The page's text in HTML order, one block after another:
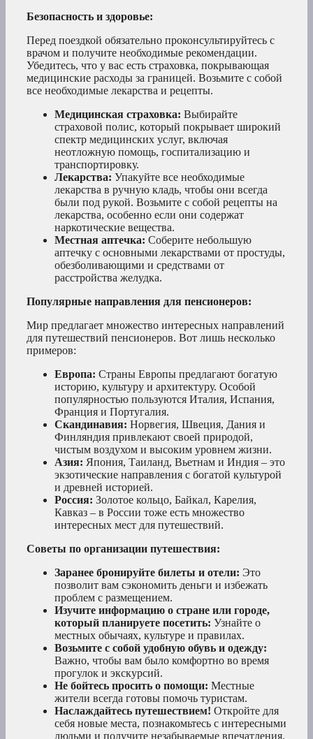
Безопасность и здоровье:
Перед поездкой обязательно проконсультируйтесь с
врачом и получите необходимые рекомендации.
Убедитесь, что у вас есть страховка, покрывающая
медицинские расходы за границей. Возьмите с собой
все необходимые лекарства и рецепты.
Медицинская страховка: Выбирайте
страховой полис, который покрывает широкий
спектр медицинских услуг, включая
неотложную помощь, госпитализацию и
транспортировку.
Лекарства: Упакуйте все необходимые
лекарства в ручную кладь, чтобы они всегда
были под рукой. Возьмите с собой рецепты на
лекарства, особенно если они содержат
наркотические вещества.
Местная аптечка: Соберите небольшую
аптечку с основными лекарствами от простуды,
обезболивающими и средствами от
расстройства желудка.
Популярные направления для пенсионеров:
Мир предлагает множество интересных направлений
для путешествий пенсионеров. Вот лишь несколько
примеров:
Европа: Страны Европы предлагают богатую
историю, культуру и архитектуру. Особой
популярностью пользуются Италия, Испания,
Франция и Португалия.
Скандинавия: Норвегия, Швеция, Дания и
Финляндия привлекают своей природой,
чистым воздухом и высоким уровнем жизни.
Азия: Япония, Таиланд, Вьетнам и Индия – это
экзотические направления с богатой культурой
и древней историей.
Россия: Золотое кольцо, Байкал, Карелия,
Кавказ – в России тоже есть множество
интересных мест для путешествий.
Советы по организации путешествия:
Заранее бронируйте билеты и отели: Это
позволит вам сэкономить деньги и избежать
проблем с размещением.
Изучите информацию о стране или городе,
который планируете посетить: Узнайте о
местных обычаях, культуре и правилах.
Возьмите с собой удобную обувь и одежду:
Важно, чтобы вам было комфортно во время
прогулок и экскурсий.
Не бойтесь просить о помощи: Местные
жители всегда готовы помочь туристам.
Наслаждайтесь путешествием! Откройте для
себя новые места, познакомьтесь с интересными
людьми и получите незабываемые впечатления.